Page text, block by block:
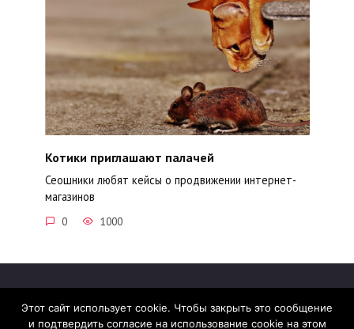
Котики приглашают палачей
Сеошники любят кейсы о продвижении интернет-
магазинов
0 1000
Этот сайт использует cookie. Чтобы закрыть это сообщение
и подтвердить согласие на использование cookie на этом